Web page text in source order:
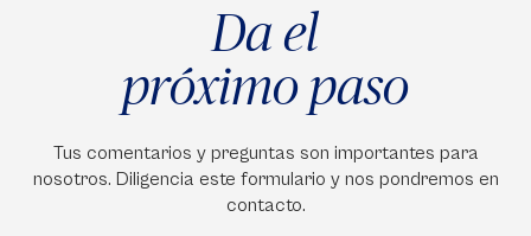
Da el
próximo paso
Tus comentarios y preguntas son importantes para
nosotros. Diligencia este formulario y nos pondremos en
contacto.